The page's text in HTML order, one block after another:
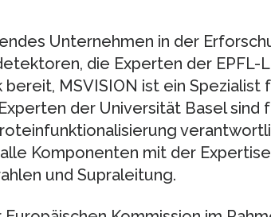
Unternehmen in der
die Experten der EPFL-
MSVISION ist ein Spezialist
der Universität Basel sind
Komponenten mit der
und Supraleitung.